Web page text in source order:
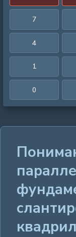
7
4
1
0